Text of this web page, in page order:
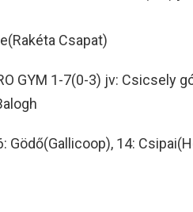
Csapat)
GYM 1-7(0-3) jv: Csicsely
Gödő(Gallicoop), 14: